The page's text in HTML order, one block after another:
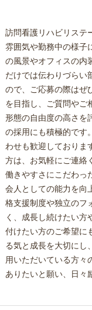
訪問看護リハビリステ
雰囲気や勤務中の様子
の風景やオフィスの内
だけでは伝わりづらい
ので、ご応募の際はぜ
を目指し、ご質問やご
形態の自由度の高さを
の採用にも積極的です
わせも歓迎しておりま
方は、お気軽にご連絡
働きやすさにこだわっ
会人としての能力を向
格支援制度や独立のフ
く、成長し続けたい
付けたい方のご希望に
る気と成長を大切にし
用いただいている方々
ありたいと願い、日々